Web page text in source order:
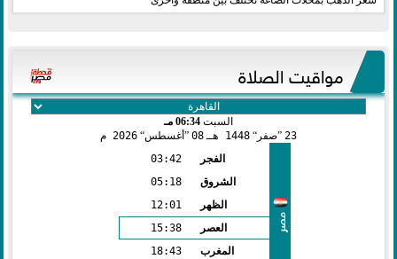
مواقيت الصلاة
السبت 06:34 مـ
23 صفر 1448 هـ 08 أغسطس 2026 م
مصر
الفجر
03:42
الشروق
05:18
الظهر
12:01
العصر
15:38
المغرب
18:43